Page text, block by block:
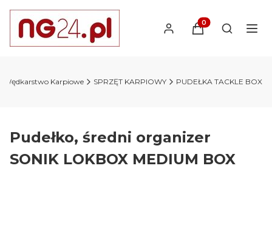
Produkty w
Otwórz
Wędkarstwo Karpiowe SPRZĘT KARPIOWY PUDEŁKA TACKLE BOX
Pudełko, średni organizer
SONIK LOKBOX MEDIUM BOX